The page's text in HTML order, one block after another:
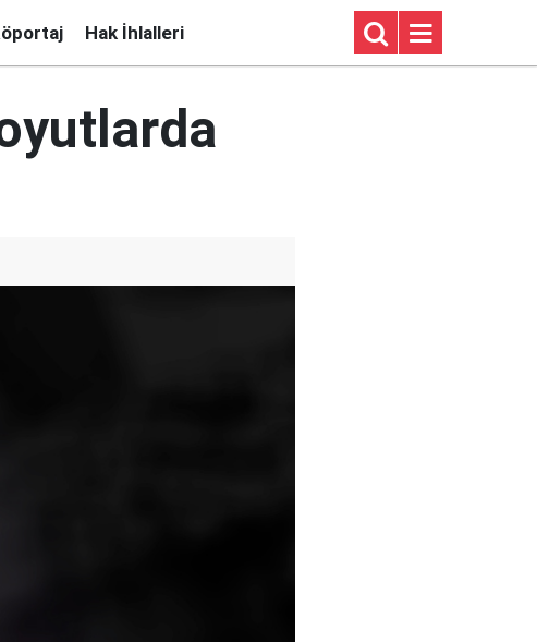
Hak İhlalleri